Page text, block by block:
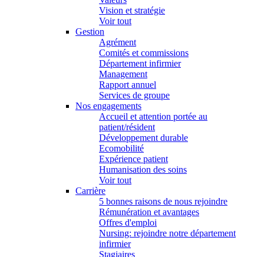
Vision et stratégie
Voir tout
Gestion
Agrément
Comités et commissions
Département infirmier
Management
Rapport annuel
Services de groupe
Nos engagements
Accueil et attention portée au
patient/résident
Développement durable
Ecomobilité
Expérience patient
Humanisation des soins
Voir tout
Carrière
5 bonnes raisons de nous rejoindre
Rémunération et avantages
Offres d'emploi
Nursing: rejoindre notre département
infirmier
Stagiaires